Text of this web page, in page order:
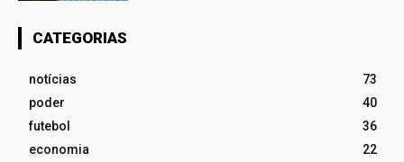
CATEGORIAS
notícias
73
poder
40
futebol
36
economia
22